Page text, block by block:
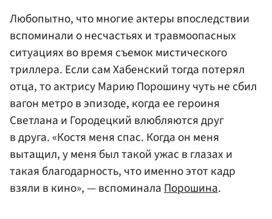
Любопытно, что многие актеры впоследствии
вспоминали о несчастьях и травмоопасных
ситуациях во время съемок мистического
триллера. Если сам Хабенский тогда потерял
отца, то актрису Марию Порошину чуть не сбил
вагон метро в эпизоде, когда ее героиня
Светлана и Городецкий влюбляются друг
в друга. «Костя меня спас. Когда он меня
вытащил, у меня был такой ужас в глазах и
такая благодарность, что именно этот кадр
взяли в кино», — вспоминалаПорошина.